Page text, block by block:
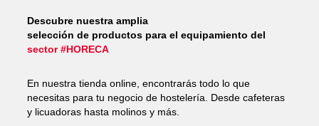
Descubre nuestra amplia
selección de productos para el equipamiento del
sector #HORECA
En nuestra tienda online, encontrarás todo lo que
necesitas para tu negocio de hostelería. Desde cafeteras
y licuadoras hasta molinos y más.